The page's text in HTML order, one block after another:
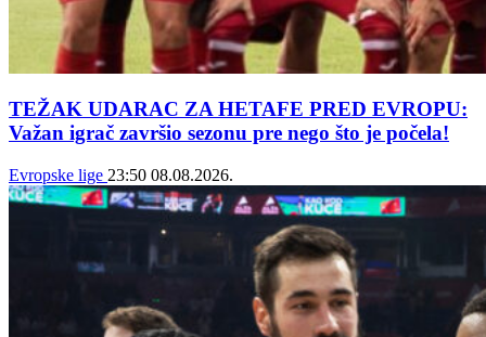
TEŽAK UDARAC ZA HETAFE PRED EVROPU:
Važan igrač završio sezonu pre nego što je počela!
Evropske lige 23:50 08.08.2026.